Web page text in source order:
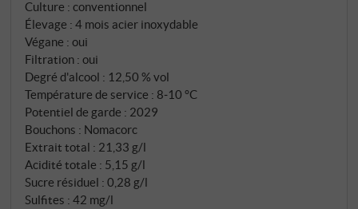
déguster en apéritif, avec des fruits de mer ou des
pâtes légères. Ou tout simplement pour un mardi qui
mérite un bon vin. SUPERIORE.DE
Culture : conventionnel
Élevage : 4 mois acier inoxydable
Végane : oui
Filtration : oui
Degré d'alcool : 12,50 % vol
Température de service : 8‑10 °C
Potentiel de garde : 2029
Bouchons : Nomacorc
Extrait total : 21,33 g/l
Acidité totale : 5,15 g/l
Sucre résiduel : 0,28 g/l
Sulfites : 42 mg/l